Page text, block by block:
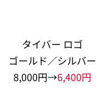
タイバー ロゴ
ゴールド／シルバー
8,000円→6,400円